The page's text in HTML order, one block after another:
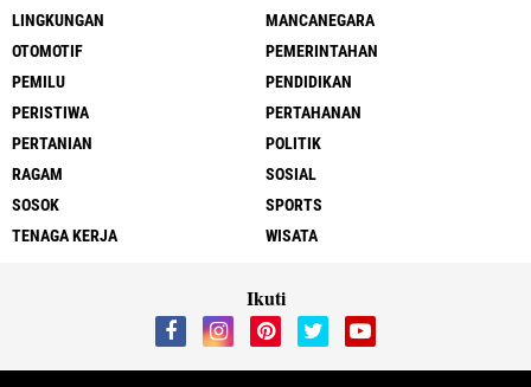
LINGKUNGAN
MANCANEGARA
OTOMOTIF
PEMERINTAHAN
PEMILU
PENDIDIKAN
PERISTIWA
PERTAHANAN
PERTANIAN
POLITIK
RAGAM
SOSIAL
SOSOK
SPORTS
TENAGA KERJA
WISATA
Ikuti